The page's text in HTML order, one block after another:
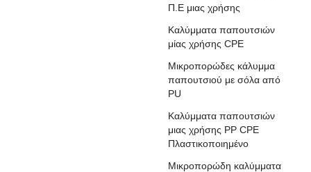
Π.Ε μιας χρήσης
Καλύμματα παπουτσιών
μίας χρήσης CPE
Μικροπορώδες κάλυμμα
παπουτσιού με σόλα από
PU
Καλύμματα παπουτσιών
μιας χρήσης PP CPE
Πλαστικοποιημένο
Μικροπορώδη καλύμματα